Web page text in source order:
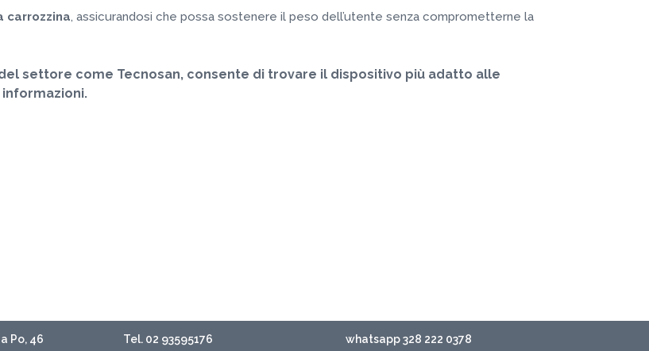
carrozzina, assicurandosi che possa sostenere il peso dell’utente senza comprometterne la
settore come Tecnosan, consente di trovare il dispositivo più adatto alle
Po, 46
Tel. 02 93595176
whatsapp 328 222 0378